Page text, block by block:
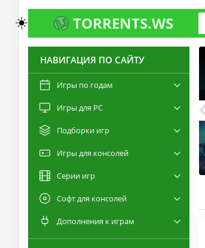
TORRENTS.WS
НАВИГАЦИЯ ПО САЙТУ
Игры по годам
Игры для PC
Подборки игр
Игры для консолей
Серии игр
Софт для консолей
Дополнения к играм
3.0
RESIDENT EVIL 9:
REQUIEM - DELUXE
EDITION V.BUILD
(2026) PC ПИРАТКА
[RUS|ENG] (2026) PC
☀️